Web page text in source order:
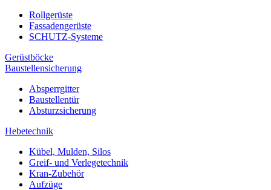
Rollgerüste
Fassadengerüste
SCHUTZ-Systeme
Gerüstböcke
Baustellensicherung
Absperrgitter
Baustellentür
Absturzsicherung
Hebetechnik
Kübel, Mulden, Silos
Greif- und Verlegetechnik
Kran-Zubehör
Aufzüge